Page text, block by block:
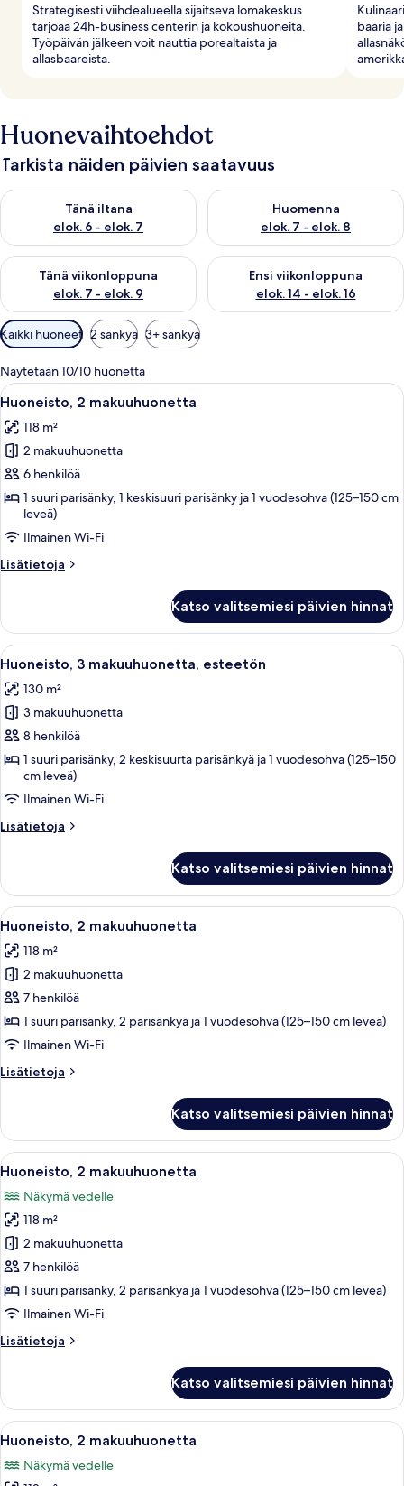
Strategisesti viihdealueella sijaitseva lomakeskus
tarjoaa 24h-business centerin ja kokoushuoneita.
Työpäivän jälkeen voit nauttia porealtaista ja
allasbaareista.
baaria
Huonevaihtoehdot
Tarkista näiden päivien saatavuus
Tänä iltana
elok. 6 - elok. 7
Tarkista tämän illan saatavuus elok. 6 - elok. 7
Huomenna
elok. 7 - elok. 8
Tarkista huomisen saatavuus
Tänä viikonloppuna
elok. 7 - elok. 9
Tarkista tämän viikonlopun saatavuus elok. 7 - elok. 9
Ensi viikonloppuna
elok. 14 - elok. 16
Tarkista ensi viikonlopun
Huoneille
saatavilla
olevia
suodattimia
Kaikki huoneet 2 sänkyä 3+ sänkyä
Näytetään 10/10 huonetta
Avaa
kaikki
huonetyypin
Huoneisto,
2
makuuhuonetta
kuvat
Moderni keittiö, jossa on
16
Huoneisto, 2 makuuhuonetta
118 m²
2 makuuhuonetta
6 henkilöä
1 suuri parisänky, 1 keskisuuri parisänky ja 1 vuodesohva (125–150 cm
leveä)
Ilmainen Wi-Fi
Lisätietoja
Lisätietoja
makuuhuonetta
Katso valitsemiesi päivien hinnat
Avaa
kaikki
huonetyypin
Huoneisto,
3
makuuhuonetta,
esteetön
kuvat
Moderni huoneisto, jossa on
17
Huoneisto, 3 makuuhuonetta, esteetön
130 m²
3 makuuhuonetta
8 henkilöä
1 suuri parisänky, 2 keskisuurta parisänkyä ja 1 vuodesohva (125–150
cm leveä)
Ilmainen Wi-Fi
Lisätietoja
Lisätietoja
makuuhuonetta,
esteetön
Katso valitsemiesi päivien hinnat
Avaa
kaikki
huonetyypin
Huoneisto,
2
makuuhuonetta
kuvat
Moderni keittiö, jossa on
14
Huoneisto, 2 makuuhuonetta
118 m²
2 makuuhuonetta
7 henkilöä
1 suuri parisänky, 2 parisänkyä ja 1 vuodesohva (125–150 cm leveä)
Ilmainen Wi-Fi
Lisätietoja
Lisätietoja
makuuhuonetta
Katso valitsemiesi päivien hinnat
Avaa
kaikki
huonetyypin
Huoneisto,
2
makuuhuonetta
kuvat
Moderni keittiö, jossa on
15
Huoneisto, 2 makuuhuonetta
Näkymä vedelle
118 m²
2 makuuhuonetta
7 henkilöä
1 suuri parisänky, 2 parisänkyä ja 1 vuodesohva (125–150 cm leveä)
Ilmainen Wi-Fi
Lisätietoja
Lisätietoja
makuuhuonetta
Katso valitsemiesi päivien hinnat
Avaa
kaikki
huonetyypin
Moderni keittiö, jossa on
11
Huoneisto, 2 makuuhuonetta
Näkymä vedelle